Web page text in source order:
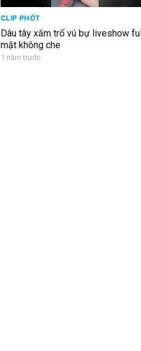
CLIP PHỐT
Dâu tây xăm trổ vú bự liveshow full
mặt không che
1 năm trước